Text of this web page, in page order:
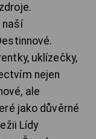
naší
uklízečky,
nejen
ale
jako důvěrné
Lídy